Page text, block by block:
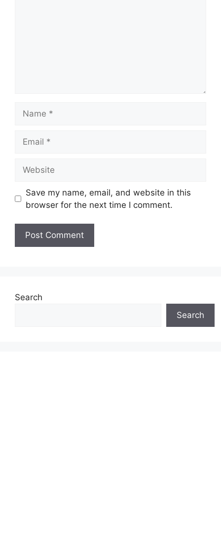
Save my name, email, and website in this
browser for the next time I comment.
Search
Search